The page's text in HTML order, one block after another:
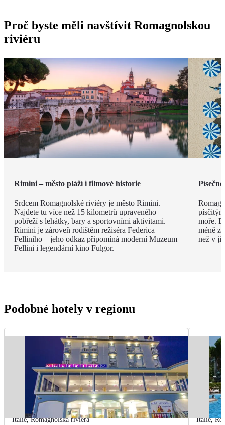
Proč byste měli navštívit Romagnolskou
riviéru
Rimini – město pláží i filmové historie
Srdcem Romagnolské riviéry je město Rimini.
Najdete tu více než 15 kilometrů upraveného
pobřeží s lehátky, bary a sportovními aktivitami.
Rimini je zároveň rodištěm režiséra Federica
Felliniho – jeho odkaz připomíná moderní Muzeum
Fellini i legendární kino Fulgor.
moře.
méně
než v
Podobné hotely v regionu
Itálie,Romagnolská riviéra Itálie,